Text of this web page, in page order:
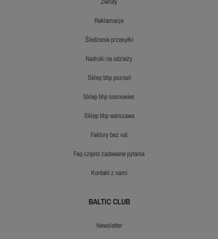
reklamacje
śledzenie przesyłki
nadruki na odzieży
sklep bhp poznań
sklep bhp sosnowiec
sklep bhp warszawa
faktury bez vat
faq często zadawane pytania
kontakt z nami
BALTIC CLUB
newsletter